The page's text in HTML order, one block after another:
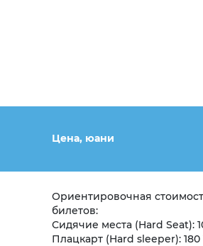
Цена, юани
Ориентировочная
билетов:
Сидячие места (Hard Seat):
Плацкарт (Hard sleeper): 180